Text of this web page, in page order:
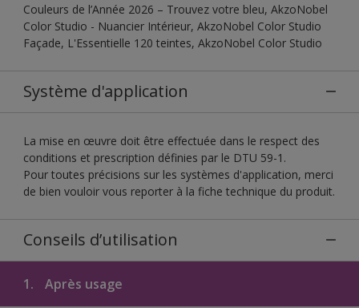
Couleurs de l’Année 2026 – Trouvez votre bleu, AkzoNobel
Color Studio - Nuancier Intérieur, AkzoNobel Color Studio
Façade, L'Essentielle 120 teintes, AkzoNobel Color Studio
Système d'application
La mise en œuvre doit être effectuée dans le respect des
conditions et prescription définies par le DTU 59-1.
Pour toutes précisions sur les systèmes d'application, merci
de bien vouloir vous reporter à la fiche technique du produit.
Conseils d’utilisation
1. Après usage